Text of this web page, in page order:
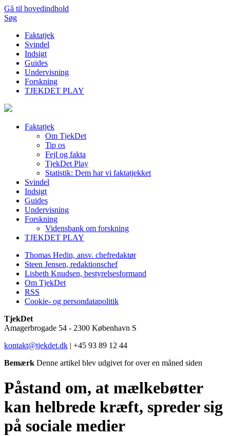
Gå til hovedindhold
Søg
Faktatjek
Svindel
Indsigt
Guides
Undervisning
Forskning
TJEKDET PLAY
Faktatjek
Om TjekDet
Tip os
Fejl og fakta
TjekDet Play
Statistik: Dem har vi faktatjekket
Svindel
Indsigt
Guides
Undervisning
Forskning
Vidensbank om forskning
TJEKDET PLAY
Thomas Hedin, ansv. chefredaktør
Steen Jensen, redaktionschef
Lisbeth Knudsen, bestyrelsesformand
Om TjekDet
RSS
Cookie- og persondatapolitik
TjekDet
Amagerbrogade 54 - 2300 København S
kontakt@tjekdet.dk | +45 93 89 12 44
Bemærk Denne artikel blev udgivet for over en måned siden
Påstand om, at mælkebøtter
kan helbrede kræft, spreder sig
på sociale medier